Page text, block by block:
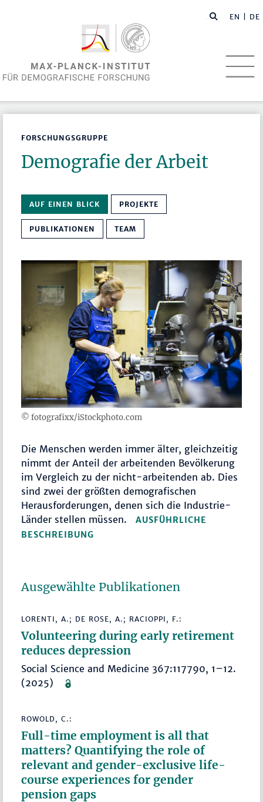
EN | DE
FORSCHUNGSGRUPPE
Demografie der Arbeit
AUF EINEN BLICK PROJEKTE
PUBLIKATIONEN TEAM
© fotografixx/iStockphoto.com
Die Menschen werden immer älter, gleichzeitig
nimmt der Anteil der arbeitenden Bevölkerung
im Vergleich zu der nicht-arbeitenden ab. Dies
sind zwei der größten demografischen
Herausforderungen, denen sich die Industrie-
Länder stellen müssen.AUSFÜHRLICHE
BESCHREIBUNG
Ausgewählte Publikationen
LORENTI, A.; DE ROSE, A.; RACIOPPI, F.:
Volunteering during early retirement
reduces depression
Social Science and Medicine 367:117790, 1–12.
(2025)
ROWOLD, C.:
Full-time employment is all that
matters? Quantifying the role of
relevant and gender-exclusive life-
course experiences for gender
pension gaps